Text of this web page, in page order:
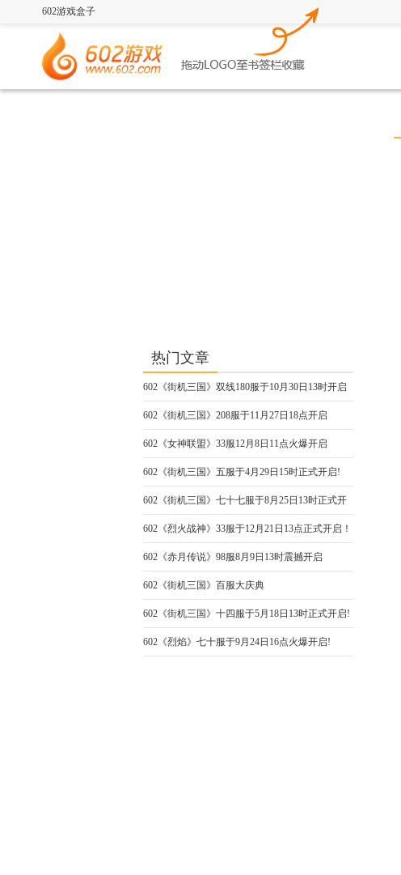
602游戏盒子
热门文章
602《街机三国》双线180服于10月30日13时开启
602《街机三国》208服于11月27日18点开启
602《女神联盟》33服12月8日11点火爆开启
602《街机三国》五服于4月29日15时正式开启!
602《街机三国》七十七服于8月25日13时正式开
启
602《烈火战神》33服于12月21日13点正式开启！
602《赤月传说》98服8月9日13时震撼开启
602《街机三国》百服大庆典
602《街机三国》十四服于5月18日13时正式开启!
602《烈焰》七十服于9月24日16点火爆开启!